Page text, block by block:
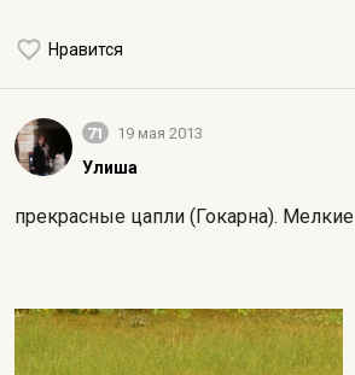
Нравится
71 19 мая 2013
Улиша
прекрасные цапли (Гокарна). Мелкие